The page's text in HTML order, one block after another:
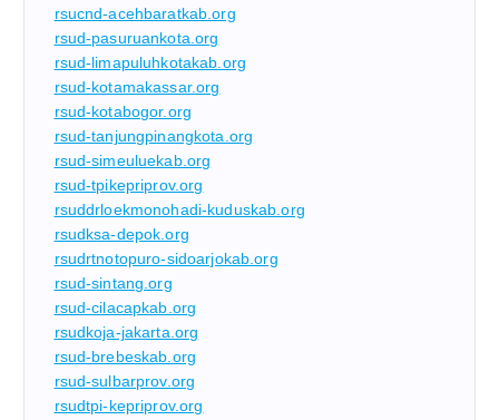
rsucnd-acehbaratkab.org
rsud-pasuruankota.org
rsud-limapuluhkotakab.org
rsud-kotamakassar.org
rsud-kotabogor.org
rsud-tanjungpinangkota.org
rsud-simeuluekab.org
rsud-tpikepriprov.org
rsuddrloekmonohadi-kuduskab.org
rsudksa-depok.org
rsudrtnotopuro-sidoarjokab.org
rsud-sintang.org
rsud-cilacapkab.org
rsudkoja-jakarta.org
rsud-brebeskab.org
rsud-sulbarprov.org
rsudtpi-kepriprov.org